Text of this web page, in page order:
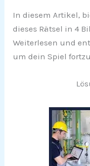
In diesem Artikel,
dieses Rätsel in 4
Weiterlesen und
um dein Spiel